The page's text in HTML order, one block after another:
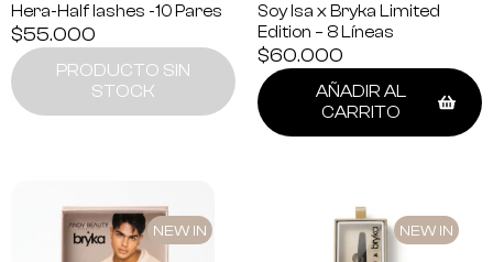
Hera-Half lashes -10 Pares
$55.000
PRODUCTO SIN
STOCK
Soy Isa x Bryka Limited
Edition – 8 Líneas
$60.000
AÑADIR AL
CARRITO
NEW IN NEW IN